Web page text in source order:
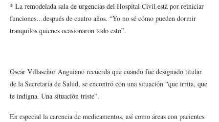
* La remodelada sala de urgencias del Hospital Civil está por reiniciar
funciones…después de cuatro años. “Yo no sé cómo pueden dormir
tranquilos quienes ocasionaron todo esto”.
Oscar Villaseñor Anguiano recuerda que cuando fue designado titular
de la Secretaría de Salud, se encontró con una situación “que irrita, que
te indigna. Una situación triste”.
En especial la carencia de medicamentos, así como áreas con pacientes